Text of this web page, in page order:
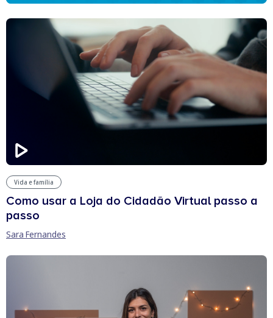
Vida e família
Como usar a Loja do Cidadão Virtual passo a
passo
Sara Fernandes